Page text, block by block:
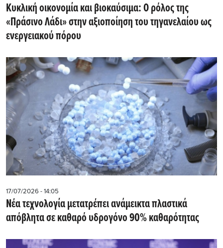
Κυκλική οικονομία και βιοκαύσιμα: Ο ρόλος της
«Πράσινο Λάδι» στην αξιοποίηση του τηγανελαίου ως
ενεργειακού πόρου
17/07/2026 - 14:05
Νέα τεχνολογία μετατρέπει ανάμεικτα πλαστικά
απόβλητα σε καθαρό υδρογόνο 90% καθαρότητας